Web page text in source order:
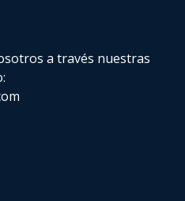
a través nuestras